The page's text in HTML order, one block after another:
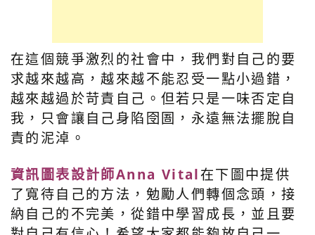
在這個競爭激烈的社會中，我們對自己的要
求越來越高，越來越不能忍受一點小過錯，
越來越過於苛責自己。但若只是一味否定自
我，只會讓自己身陷囹圄，永遠無法擺脫自
責的泥淖。
資訊圖表設計師Anna Vital在下圖中提供
了寬待自己的方法，勉勵人們轉個念頭，接
納自己的不完美，從錯中學習成長，並且要